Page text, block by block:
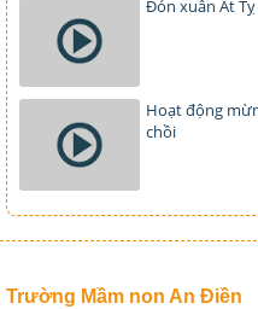
Đón xuân Ất Tỵ
Hoạt động
chồi
Trường Mầm non An Điền